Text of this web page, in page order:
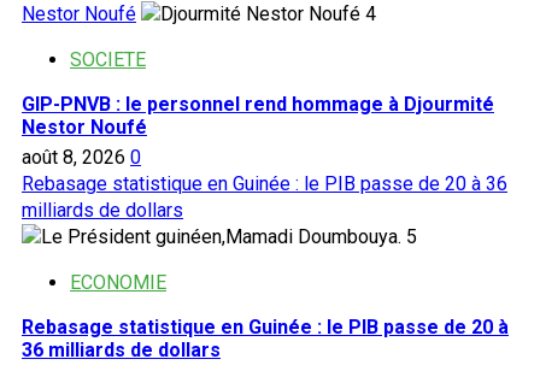
Nestor Noufé
4
SOCIETE
GIP-PNVB : le personnel rend hommage à Djourmité
Nestor Noufé
août 8, 2026 0
Rebasage statistique en Guinée : le PIB passe de 20 à 36
milliards de dollars
5
ECONOMIE
Rebasage statistique en Guinée : le PIB passe de 20 à
36 milliards de dollars